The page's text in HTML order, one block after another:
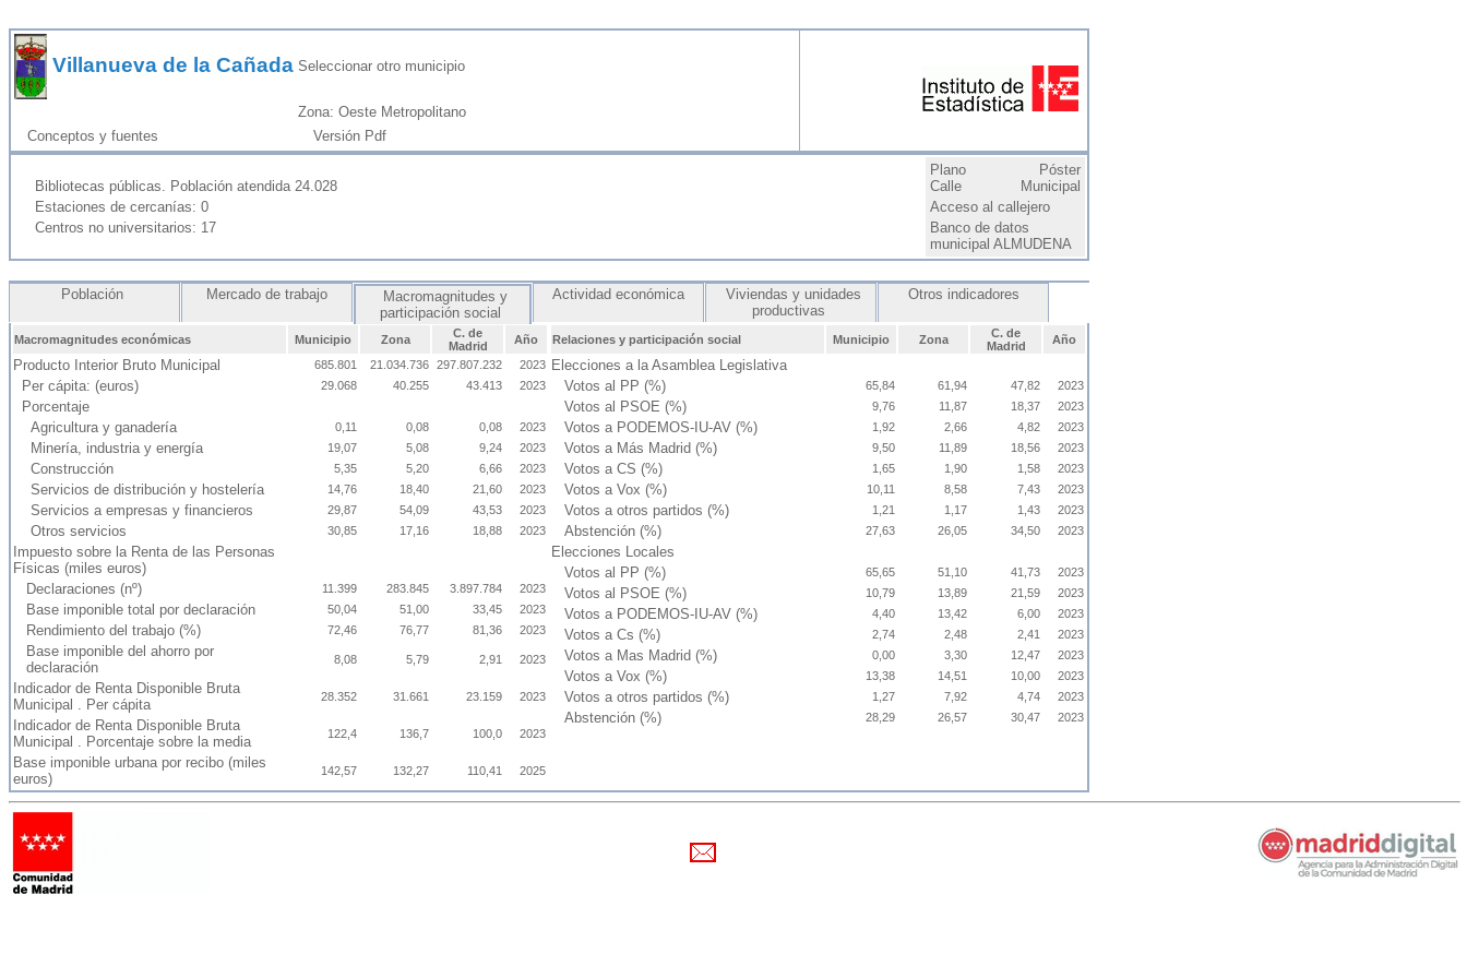
Villanueva de la Cañada Seleccionar otro municipio
Zona: Oeste Metropolitano
Conceptos y fuentes
Versión Pdf
Bibliotecas públicas. Población atendida 24.028
Estaciones de cercanías: 0
Centros no universitarios: 17
Plano
Calle
Póster
Municipal
Acceso al callejero
Banco de datos
municipal ALMUDENA
Población Mercado de trabajo
Macromagnitudes y
participación social
Actividad económica
Viviendas y unidades
productivas
Otros indicadores
Macromagnitudes económicas Municipio Zona
C. de
Madrid
Año
Producto Interior Bruto Municipal 685.801 21.034.736 297.807.232 2023
Per cápita: (euros) 29.068 40.255 43.413 2023
Porcentaje
Agricultura y ganadería
0,11 0,08 0,08 2023
Minería, industria y energía 19,07 5,08 9,24 2023
Construcción 5,35 5,20 6,66 2023
Servicios de distribución y hostelería 14,76 18,40 21,60 2023
Servicios a empresas y financieros 29,87 54,09 43,53 2023
Otros servicios 30,85 17,16 18,88 2023
Impuesto sobre la Renta de las Personas
Físicas (miles euros)
Declaraciones (nº)
11.399 283.845 3.897.784 2023
Base imponible total por declaración 50,04 51,00 33,45 2023
Rendimiento del trabajo (%) 72,46 76,77 81,36 2023
Base imponible del ahorro por
declaración
8,08 5,79 2,91 2023
Indicador de Renta Disponible Bruta
Municipal . Per cápita
28.352 31.661 23.159 2023
Indicador de Renta Disponible Bruta
Municipal . Porcentaje sobre la media
122,4 136,7 100,0 2023
Base imponible urbana por recibo (miles
euros)
142,57 132,27 110,41 2025
Relaciones y participación social Municipio Zona
C. de
Madrid
Año
Elecciones a la Asamblea Legislativa
Votos al PP (%)
65,84 61,94 47,82 2023
Votos al PSOE (%) 9,76 11,87 18,37 2023
Votos a PODEMOS-IU-AV (%) 1,92 2,66 4,82 2023
Votos a Más Madrid (%) 9,50 11,89 18,56 2023
Votos a CS (%) 1,65 1,90 1,58 2023
Votos a Vox (%) 10,11 8,58 7,43 2023
Votos a otros partidos (%) 1,21 1,17 1,43 2023
Abstención (%) 27,63 26,05 34,50 2023
Elecciones Locales
Votos al PP (%)
65,65 51,10 41,73 2023
Votos al PSOE (%) 10,79 13,89 21,59 2023
Votos a PODEMOS-IU-AV (%) 4,40 13,42 6,00 2023
Votos a Cs (%) 2,74 2,48 2,41 2023
Votos a Mas Madrid (%) 0,00 3,30 12,47 2023
Votos a Vox (%) 13,38 14,51 10,00 2023
Votos a otros partidos (%) 1,27 7,92 4,74 2023
Abstención (%) 28,29 26,57 30,47 2023